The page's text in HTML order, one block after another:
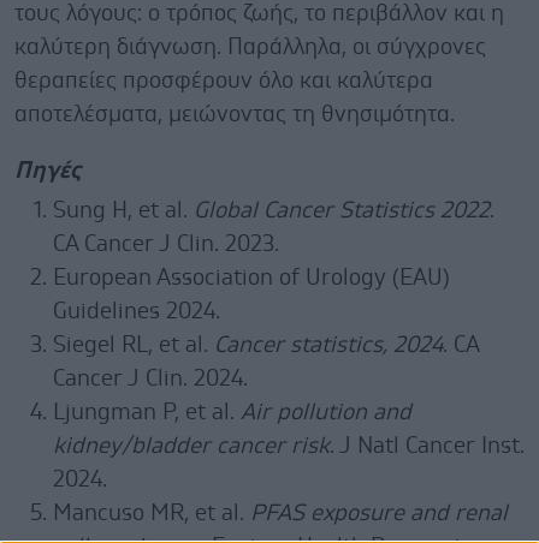
τους λόγους: ο τρόπος ζωής, το περιβάλλον και η
καλύτερη διάγνωση. Παράλληλα, οι σύγχρονες
θεραπείες προσφέρουν όλο και καλύτερα
αποτελέσματα, μειώνοντας τη θνησιμότητα.
Πηγές
Sung H, et al. Global Cancer Statistics 2022.
CA Cancer J Clin. 2023.
European Association of Urology (EAU)
Guidelines 2024.
Siegel RL, et al. Cancer statistics, 2024. CA
Cancer J Clin. 2024.
Ljungman P, et al. Air pollution and
kidney/bladder cancer risk. J Natl Cancer Inst.
2024.
Mancuso MR, et al. PFAS exposure and renal